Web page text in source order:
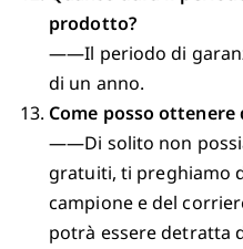
prodotto?
——Il periodo di
di un anno.
Come posso ottenere
——Di solito non
gratuiti, ti preghiamo
campione e del
potrà essere detratta